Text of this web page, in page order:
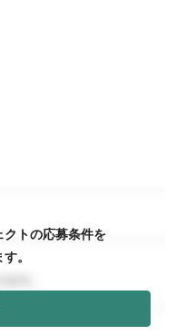
クトの応募条件を
。